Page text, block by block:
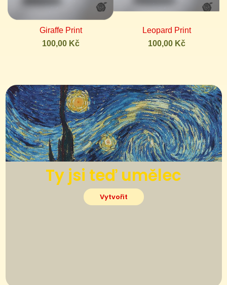
Giraffe Print
100,00 Kč
Leopard Print
100,00 Kč
Ty jsi teď umělec
Vytvořit